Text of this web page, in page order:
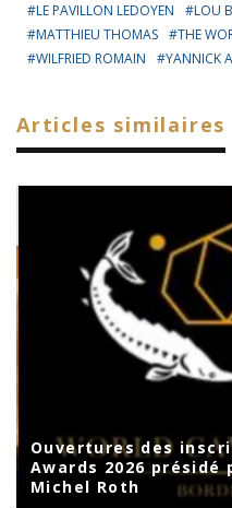
LE PAVILLON LEDOYEN
LOU
MATTHIEU THOMAS
THE
WILFRIED ROMAIN
YANNICK
Articles similaires
Ouvertures des
Awards 2026 présidé
Michel Roth